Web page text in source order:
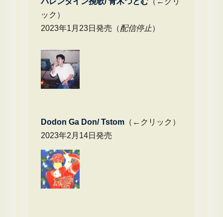
ック）
2023年1月23日発売（配信停止）
Dodon Ga Don/ Tstom（←クリック）
2023年2月14日発売